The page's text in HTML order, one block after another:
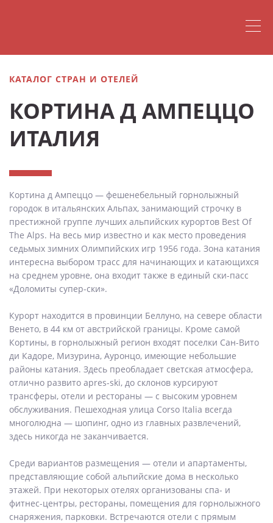
КАТАЛОГ СТРАН И ОТЕЛЕЙ
КОРТИНА Д АМПЕЦЦО
ИТАЛИЯ
Кортина д Ампеццо — фешенебельный горнолыжный
городок в итальянских Альпах, занимающий строчку в
престижной группе лучших альпийских курортов Best Of
The Alps. На весь мир известно и как место проведения
седьмых зимних Олимпийских игр 1956 года. Зона катания
интересна выбором трасс для начинающих и катающихся
на среднем уровне, она входит также в единый ски-пасс
«Доломиты супер-ски».
Курорт находится в провинции Беллуно, на севере области
Венето, в 44 км от австрийской границы. Кроме самой
Кортины, в горнолыжный регион входят поселки Сан-Вито
ди Кадоре, Мизурина, Ауронцо, имеющие небольшие
районы катания. Здесь преобладает светская атмосфера,
отлично развито apres-ski, до склонов курсируют
трансферы, отели и рестораны — с высоким уровнем
обслуживания. Пешеходная улица Corso Italia всегда
многолюдна — шопинг, одно из главных развлечений,
здесь никогда не заканчивается.
Среди вариантов размещения — отели и апартаменты,
представляющие собой альпийские дома в несколько
этажей. При некоторых отелях организованы спа- и
фитнес-центры, рестораны, помещения для горнолыжного
снаряжения, парковки. Встречаются отели с прямым